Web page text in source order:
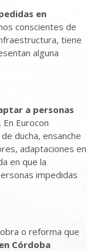
en
conscientes de
tiene
alguna
a personas
Eurocon
ducha, ensanche
adaptaciones en
en que la
impedidas
o reforma que
Córdoba